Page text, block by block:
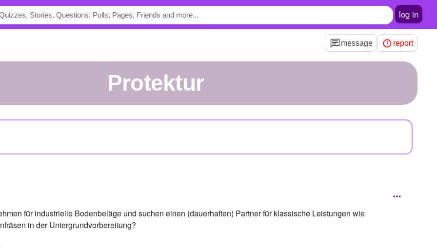
log in
message report
protektur
für industrielle Bodenbeläge und suchen einen (dauerhaften) Partner für klassische Leistungen wie
in der Untergrundvorbereitung?